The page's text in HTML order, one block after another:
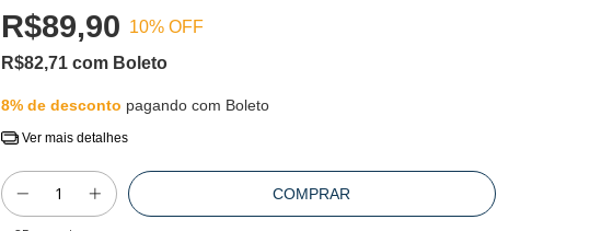
R$89,90 10% OFF
R$82,71 com Boleto
8% de desconto pagando com Boleto
Ver mais detalhes